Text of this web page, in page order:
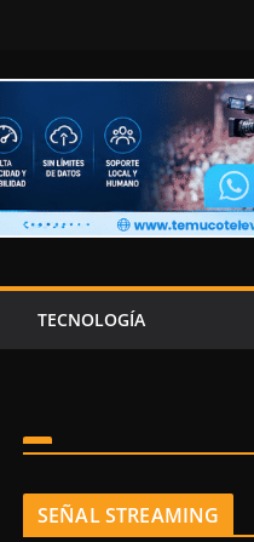
TECNOLOGÍA
SEÑAL STREAMING